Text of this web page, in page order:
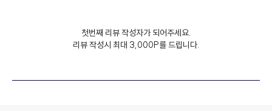
첫번째 리뷰 작성자가 되어주세요.
리뷰 작성시 최대 3,000P를 드립니다.